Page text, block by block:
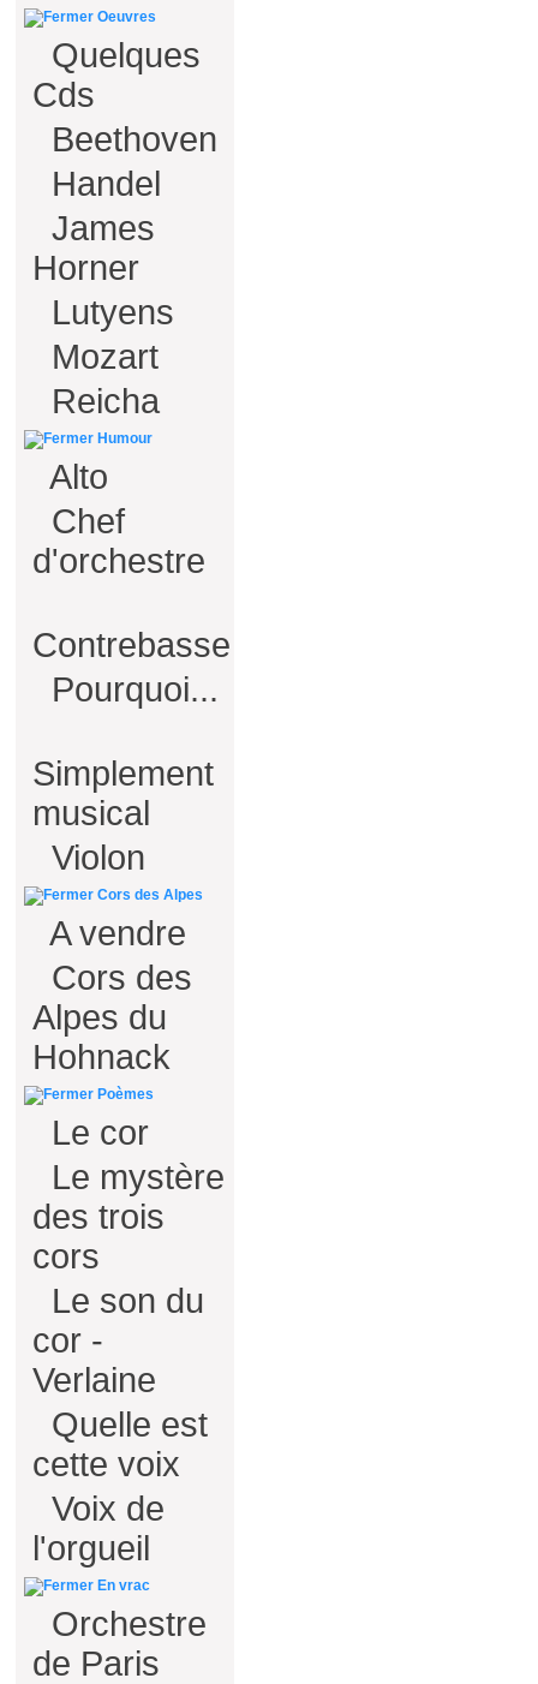
Oeuvres
Quelques
Cds
Beethoven
Handel
James
Horner
Lutyens
Mozart
Reicha
Humour
Alto
Chef
d'orchestre
Contrebasse
Pourquoi...
Simplement
musical
Violon
Cors des Alpes
A vendre
Cors des
Alpes du
Hohnack
Poèmes
Le cor
Le mystère
des trois
cors
Le son du
cor -
Verlaine
Quelle est
cette voix
Voix de
l'orgueil
En vrac
Orchestre
de Paris